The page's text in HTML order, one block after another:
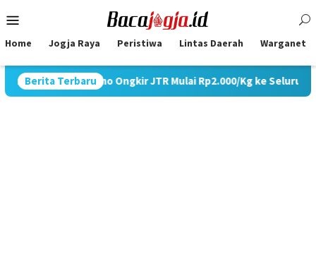
to
Menu
Home Jogja Raya Peristiwa Lintas Daerah Warganet
Berita Terbaru
Gelar Promo Ongkir JTR Mulai Rp2.000/Kg ke Seluruh Pulau